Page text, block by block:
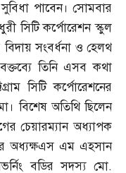
পাবেন। সোমবার
সিটি কর্পোরেশন স্কুল
সংবর্ধনা ও হেলথ
বক্তব্যে তিনি এসব কথা
সিটি কর্পোরেশনের
বিশেষ অতিথি ছিলেন
চেয়ারম্যান অধ্যাপক
অধ্যক্ষএস এম এহসান
বডির সদস্য মো.